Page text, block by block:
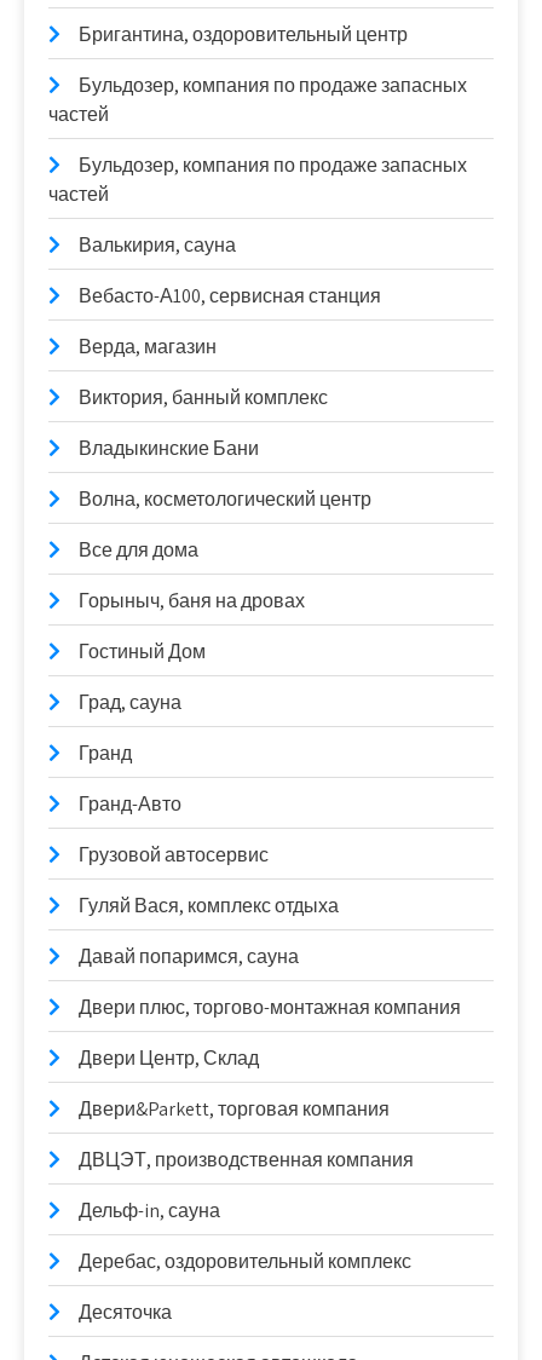
Бригантина, оздоровительный центр
Бульдозер, компания по продаже запасных
частей
Бульдозер, компания по продаже запасных
частей
Валькирия, сауна
Вебасто-А100, сервисная станция
Верда, магазин
Виктория, банный комплекс
Владыкинские Бани
Волна, косметологический центр
Все для дома
Горыныч, баня на дровах
Гостиный Дом
Град, сауна
Гранд
Гранд-Авто
Грузовой автосервис
Гуляй Вася, комплекс отдыха
Давай попаримся, сауна
Двери плюс, торгово-монтажная компания
Двери Центр, Склад
Двери&Parkett, торговая компания
ДВЦЭТ, производственная компания
Дельф-in, сауна
Деребас, оздоровительный комплекс
Десяточка